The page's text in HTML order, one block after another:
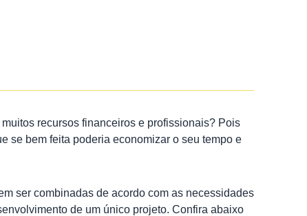
recursos financeiros e profissionais? Pois
se bem feita poderia economizar o seu tempo e
ser combinadas de acordo com as necessidades
de um único projeto. Confira abaixo